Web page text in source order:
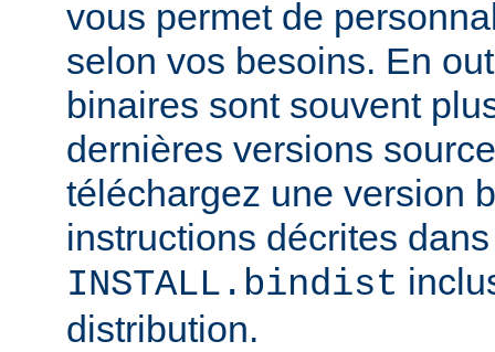
vous permet de
selon vos besoins. En
binaires sont souvent
dernières versions
téléchargez une version
instructions décrites
INSTALL.bindist
distribution.